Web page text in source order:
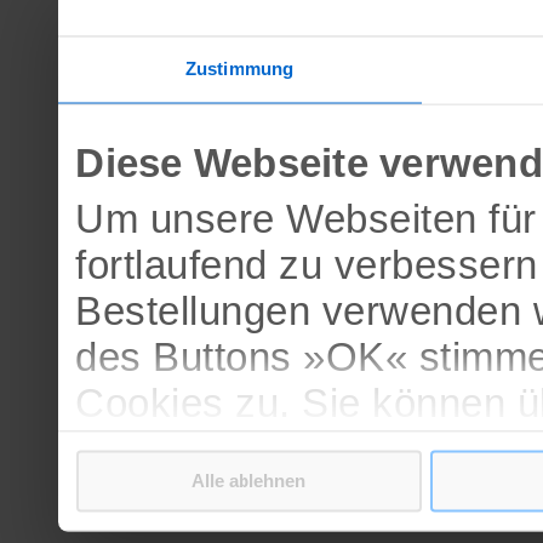
Zustimmung
Diese Webseite
Um unsere Webseiten
fortlaufend zu
Bestellungen
des Buttons »OK«
Cookies zu. Sie können
verschiedenen Cookies
bestätigen.
Alle ablehnen